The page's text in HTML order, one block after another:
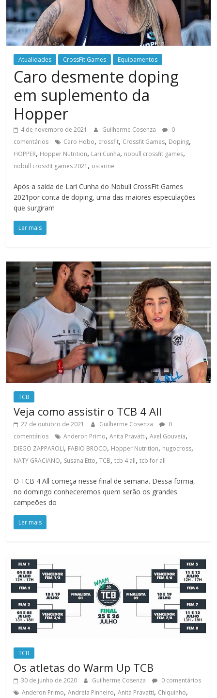
Atualidades CrossFit Games Equipamentos
Caro desmente doping
em suplemento da
Hopper
4 de novembro de 2021 Guilherme Cosenza
0
comentários
Caro Hobo, crossfit, Crossfit Games, Doping,
HOPPER, Hopper Nutrition, Lari Cunha, nobull crossfit games,
nobull crossfit games 2021 , ostarine
Após a saída de Lari Cunha do Nobull CrossFit Games
2021por conta de doping, uma das maiores especulações
que surgiram
Ler mais
TCB
Veja como assistir o TCB 4 All
27 de outubro de 2021 Guilherme Cosenza
0
comentários
Anderon Primo,Anita Pravatti,Axel Gouveia,
DIEGO ZAPPAROLI, FABIO BROCO, Hopper Nutrition, hugocross,
NATY GRACIANO, Susana Etto,TCB,tcb 4 all,tcb for all
O TCB 4 All começa nesse final de semana. Dessa forma,
no domingo conheceremos quem serão os grandes
campeões do
Ler mais
TCB
Os atletas do Warm Up TCB
30 de junho de 2020 Guilherme Cosenza
0 comentários
Anderon Primo,Andreia Pinheiro,Anita Pravatti, Chiquinho,